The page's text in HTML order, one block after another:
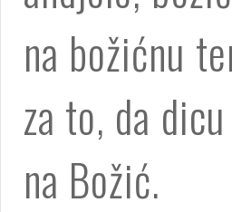
na božićnu
za to, da
na Božić.